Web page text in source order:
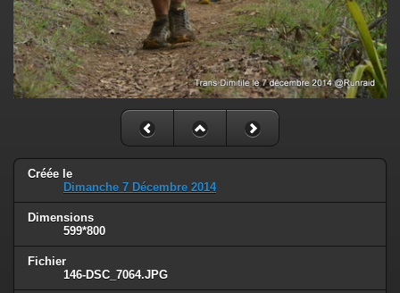
Créée le
Dimanche 7 Décembre 2014
Dimensions
599*800
Fichier
146-DSC_7064.JPG